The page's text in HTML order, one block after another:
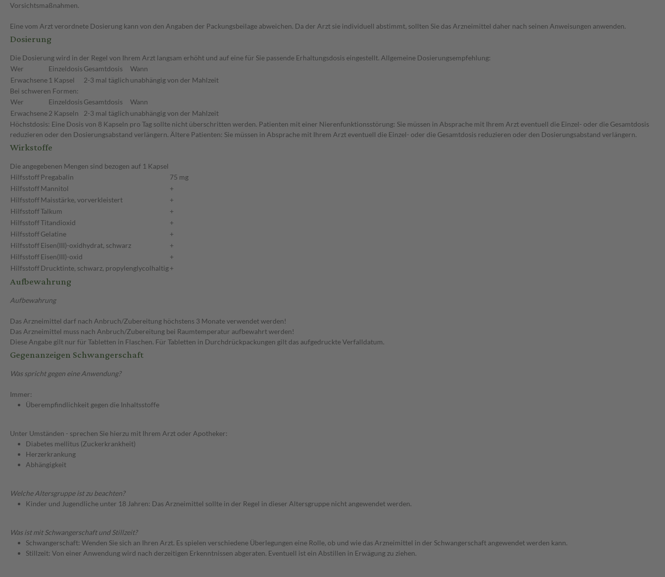
Vorsichtsmaßnahmen.
Eine vom Arzt verordnete Dosierung kann von den Angaben der Packungsbeilage abweichen. Da der Arzt sie individuell abstimmt, sollten Sie das Arzneimittel daher nach seinen Anweisungen anwenden.
Dosierung
Die Dosierung wird in der Regel von Ihrem Arzt langsam erhöht und auf eine für Sie passende Erhaltungsdosis eingestellt. Allgemeine Dosierungsempfehlung:
Wer
Einzeldosis Gesamtdosis
Wann
Erwachsene 1 Kapsel 2-3 mal täglich unabhängig von der Mahlzeit
Bei schweren Formen:
Wer
Einzeldosis Gesamtdosis
Wann
Erwachsene2 Kapseln 2-3 mal täglich unabhängig von der Mahlzeit
Höchstdosis: Eine Dosis von 8 Kapseln pro Tag sollte nicht überschritten werden. Patienten mit einer Nierenfunktionsstörung: Sie müssen in Absprache mit Ihrem Arzt eventuell die Einzel- oder die Gesamtdosis
reduzieren oder den Dosierungsabstand verlängern. Ältere Patienten: Sie müssen in Absprache mit Ihrem Arzt eventuell die Einzel- oder die Gesamtdosis reduzieren oder den Dosierungsabstand verlängern.
Wirkstoffe
Die angegebenen Mengen sind bezogen auf 1 Kapsel
HilfsstoffPregabalin
75 mg
HilfsstoffMannitol
+
HilfsstoffMaisstärke, vorverkleistert
+
HilfsstoffTalkum
+
HilfsstoffTitandioxid
+
HilfsstoffGelatine
+
HilfsstoffEisen(III)-oxidhydrat, schwarz
+
HilfsstoffEisen(III)-oxid
+
HilfsstoffDrucktinte, schwarz, propylenglycolhaltig+
Aufbewahrung
Aufbewahrung
Das Arzneimittel darf nach Anbruch/Zubereitung höchstens 3 Monate verwendet werden!
Das Arzneimittel muss nach Anbruch/Zubereitung bei Raumtemperatur aufbewahrt werden!
Diese Angabe gilt nur für Tabletten in Flaschen. Für Tabletten in Durchdrückpackungen gilt das aufgedruckte Verfalldatum.
Gegenanzeigen Schwangerschaft
Was spricht gegen eine Anwendung?
Immer:
Überempfindlichkeit gegen die Inhaltsstoffe
Unter Umständen - sprechen Sie hierzu mit Ihrem Arzt oder Apotheker:
Diabetes mellitus (Zuckerkrankheit)
Herzerkrankung
Abhängigkeit
Welche Altersgruppe ist zu beachten?
Kinder und Jugendliche unter 18 Jahren: Das Arzneimittel sollte in der Regel in dieser Altersgruppe nicht angewendet werden.
Was ist mit Schwangerschaft und Stillzeit?
Schwangerschaft: Wenden Sie sich an Ihren Arzt. Es spielen verschiedene Überlegungen eine Rolle, ob und wie das Arzneimittel in der Schwangerschaft angewendet werden kann.
Stillzeit: Von einer Anwendung wird nach derzeitigen Erkenntnissen abgeraten. Eventuell ist ein Abstillen in Erwägung zu ziehen.